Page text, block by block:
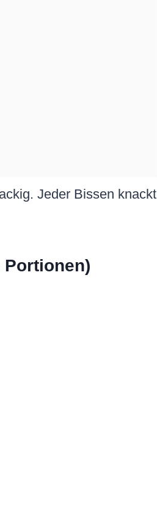
Jeder Bissen knackt